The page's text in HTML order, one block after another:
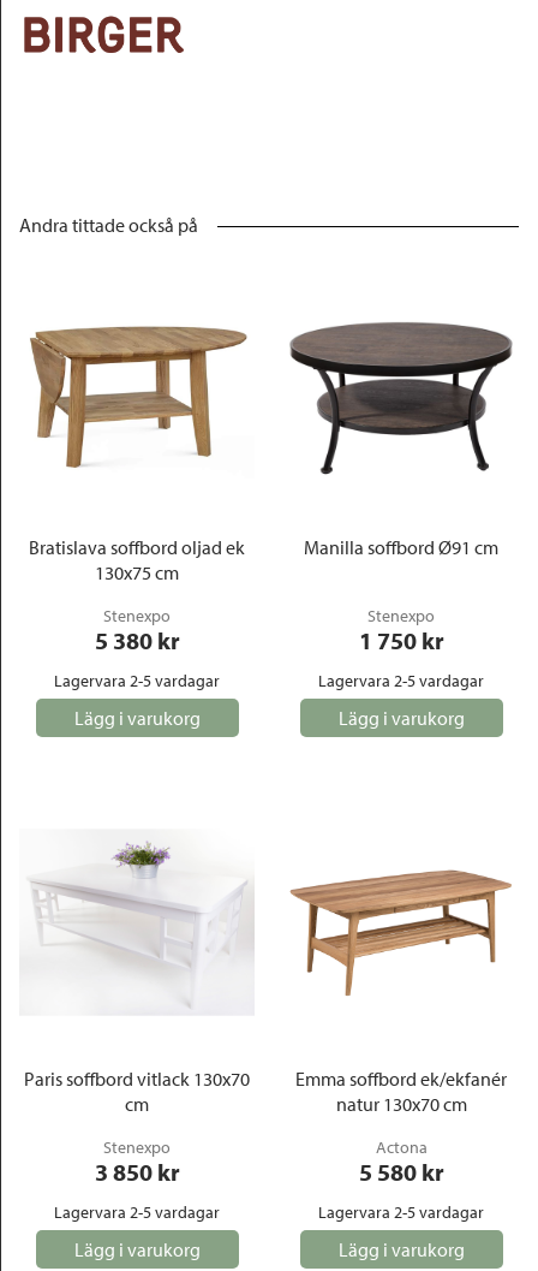
Andra tittade också på
Bratislava soffbord oljad ek
130x75 cm
Stenexpo
5 380 kr
Lagervara 2-5 vardagar
Lägg i varukorg
Manilla soffbord Ø91 cm
Stenexpo
1 750 kr
Lagervara 2-5 vardagar
Lägg i varukorg
Paris soffbord vitlack 130x70
cm
Stenexpo
3 850 kr
Lagervara 2-5 vardagar
Lägg i varukorg
Emma soffbord ek/ekfanér
natur 130x70 cm
Actona
5 580 kr
Lagervara 2-5 vardagar
Lägg i varukorg